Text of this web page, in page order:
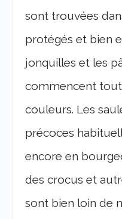
sont trouvées
protégés et bien
jonquilles et les
commencent
couleurs. Les
précoces
encore en
des crocus et
sont bien loin de